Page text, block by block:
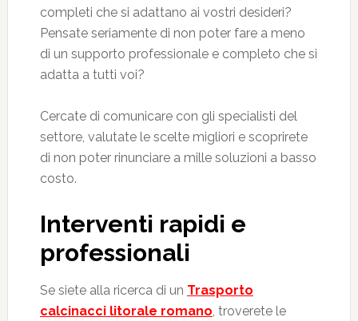
completi che si adattano ai vostri desideri?
Pensate seriamente di non poter fare a meno
di un supporto professionale e completo che si
adatta a tutti voi?
Cercate di comunicare con gli specialisti del
settore, valutate le scelte migliori e scoprirete
di non poter rinunciare a mille soluzioni a basso
costo.
Interventi rapidi e
professionali
Se siete alla ricerca di un Trasporto
calcinacci litorale romano, troverete le